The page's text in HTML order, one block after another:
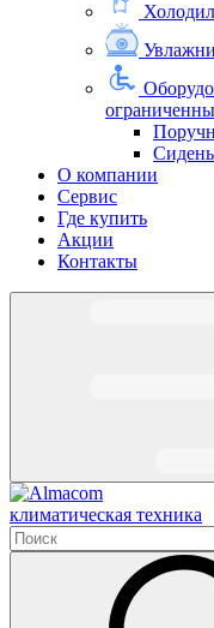
О компании
Сервис
Где купить
Акции
Контакты
климатическая техника